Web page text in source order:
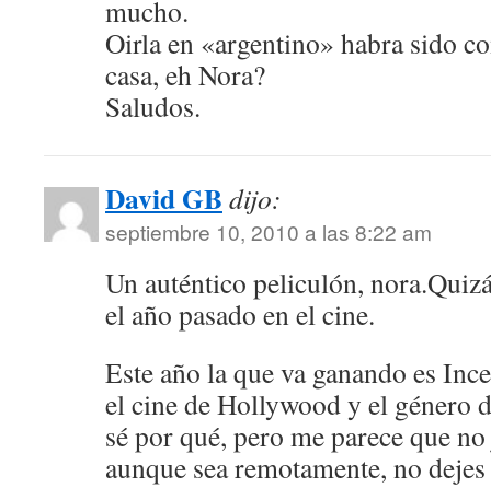
mucho.
Oirla en «argentino» habra sido
casa, eh Nora?
Saludos.
David GB dijo:
septiembre 10, 2010 a las 8:22 am
Un auténtico peliculón,
el año pasado en el cine.
Este año la que va ganando es
el cine de Hollywood y el género
sé por qué, pero me parece que
aunque sea remotamente, no